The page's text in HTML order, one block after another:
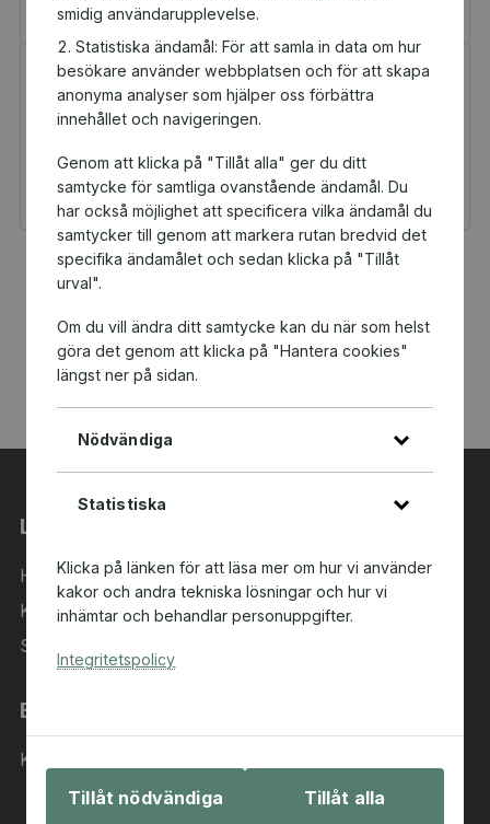
smidig användarupplevelse.
Statistiska ändamål: För att samla in data om hur
besökare använder webbplatsen och för att skapa
anonyma analyser som hjälper oss förbättra
innehållet och navigeringen.
Genom att klicka på "Tillåt alla" ger du ditt
samtycke för samtliga ovanstående ändamål. Du
har också möjlighet att specificera vilka ändamål du
samtycker till genom att markera rutan bredvid det
specifika ändamålet och sedan klicka på "Tillåt
urval".
Om du vill ändra ditt samtycke kan du när som helst
göra det genom att klicka på "Hantera cookies"
längst ner på sidan.
Nödvändiga
Statistiska
Klicka på länken för att läsa mer om hur vi använder
kakor och andra tekniska lösningar och hur vi
inhämtar och behandlar personuppgifter.
Integritetspolicy
Tillåt nödvändiga Tillåt alla
H&M Presentkort
Presentkort
Du och Ljungby
Gymnastikklubb får 5 kr
tillbaka
Golfamore
Presentkort
Du och Ljungby
Gymnastikklubb får
29,75 kr tillbaka
Länkar
Hem
Kategorier
Sök i sortimentet
Behöver du hjälp?
Kontakta oss